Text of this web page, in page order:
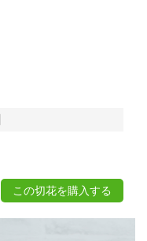
この切花を購入する